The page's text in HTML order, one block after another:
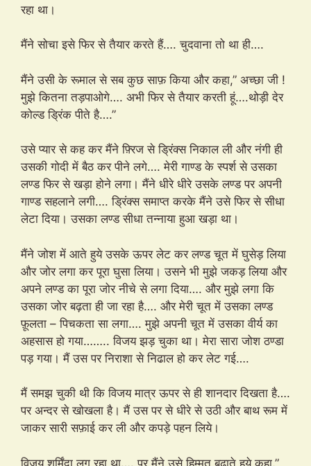
रहा था।
मैंने सोचा इसे फिर से तैयार करते हैं…. चुदवाना तो था ही….
मैंने उसी के रूमाल से सब कुछ साफ़ किया और कहा,” अच्छा जी !
मुझे कितना तड़पाओगे…. अभी फिर से तैयार करती हूं….थोड़ी देर
कोल्ड ड्रिंक पीते है….”
उसे प्यार से कह कर मैंने फ़्रिज से ड्रिंक्स निकाल ली और नंगी ही
उसकी गोदी में बैठ कर पीने लगे…. मेरी गाण्ड के स्पर्श से उसका
लण्ड फिर से खड़ा होने लगा। मैंने धीरे धीरे उसके लण्ड पर अपनी
गाण्ड सहलाने लगी…. ड्रिंक्स समाप्त करके मैंने उसे फिर से सीधा
लेटा दिया। उसका लण्ड सीधा तन्नाया हुआ खड़ा था।
मैंने जोश में आते हुये उसके ऊपर लेट कर लण्ड चूत में घुसेड़ लिया
और जोर लगा कर पूरा घुसा लिया। उसने भी मुझे जकड़ लिया और
अपने लण्ड का पूरा जोर नीचे से लगा दिया…. और मुझे लगा कि
उसका जोर बढ़ता ही जा रहा है…. और मेरी चूत में उसका लण्ड
फ़ूलता – पिचकता सा लगा…. मुझे अपनी चूत में उसका वीर्य का
अहसास हो गया…….. विजय झड़ चुका था। मेरा सारा जोश ठण्डा
पड़ गया। मैं उस पर निराशा से निढाल हो कर लेट गई….
मैं समझ चुकी थी कि विजय मात्र ऊपर से ही शानदार दिखता है….
पर अन्दर से खोखला है। मैं उस पर से धीरे से उठी और बाथ रूम में
जाकर सारी सफ़ाई कर ली और कपड़े पहन लिये।
विजय शर्मिंदा लग रहा था…. पर मैंने उसे हिम्मत बढ़ाते हुये कहा,”